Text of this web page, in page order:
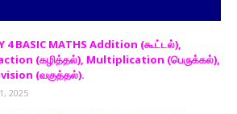
4 BASIC MATHS Addition (கூட்டல்),
(கழித்தல்), Multiplication (பெருக்கல்),
(வகுத்தல்).
2025